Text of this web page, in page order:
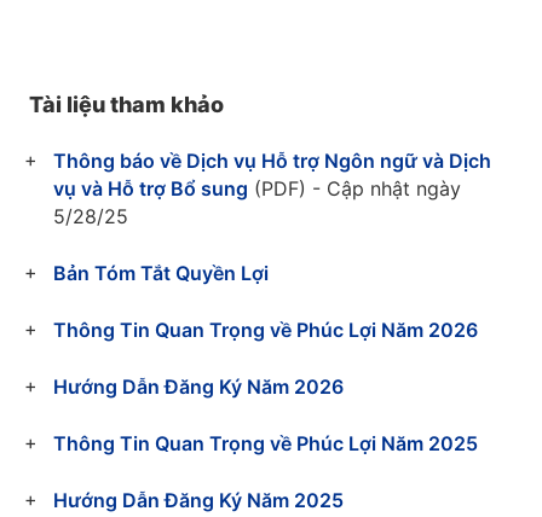
Tài liệu tham khảo
Thông báo về Dịch vụ Hỗ trợ Ngôn ngữ và Dịch
vụ và Hỗ trợ Bổ sung (PDF) - Cập nhật ngày
5/28/25
Bản Tóm Tắt Quyền Lợi
Thông Tin Quan Trọng về Phúc Lợi Năm 2026
Hướng Dẫn Đăng Ký Năm 2026
Thông Tin Quan Trọng về Phúc Lợi Năm 2025
Hướng Dẫn Đăng Ký Năm 2025